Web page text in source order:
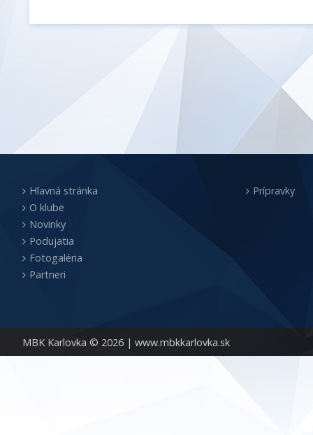
MBK Karlovka © 2026 | www.mbkkarlovka.sk
Hlavná stránka
O klube
Novinky
Podujatia
Fotogaléria
Partneri
Prípravky